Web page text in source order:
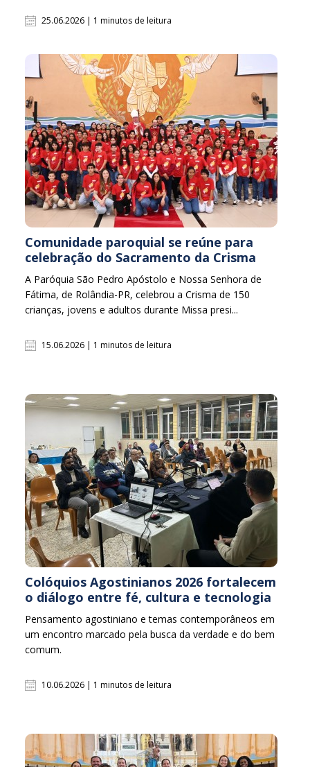
25.06.2026 | 1 minutos de leitura
Comunidade paroquial se reúne para
celebração do Sacramento da Crisma
A Paróquia São Pedro Apóstolo e Nossa Senhora de
Fátima, de Rolândia-PR, celebrou a Crisma de 150
crianças, jovens e adultos durante Missa presi...
15.06.2026 | 1 minutos de leitura
Colóquios Agostinianos 2026 fortalecem
o diálogo entre fé, cultura e tecnologia
Pensamento agostiniano e temas contemporâneos em
um encontro marcado pela busca da verdade e do bem
comum.
10.06.2026 | 1 minutos de leitura